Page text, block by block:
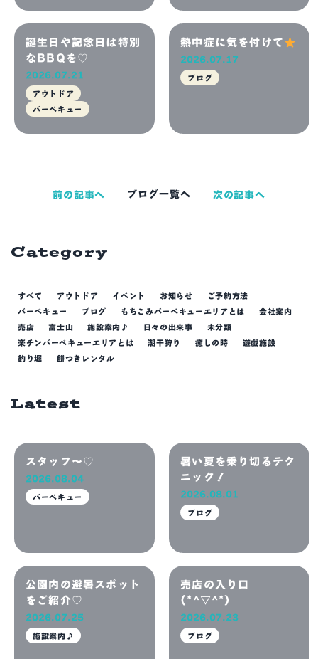
誕生日や記念日は特別
なBBQを♡
2026.07.21
アウトドア
バーベキュー
熱中症に気を付けて
2026.07.17
ブログ
2026.07.15 2026.07.11
前の記事へ ブログ一覧へ 次の記事へ
Category
すべて アウトドア イベント お知らせ
ご予約方法
バーベキュー
ブログ もちこみバーベキューエリアとは
会社案内
売店
富士山 施設案内♪ 日々の出来事
未分類
楽チンバーベキューエリアとは
潮干狩り 癒しの時
遊戯施設
釣り堀
餅つきレンタル
Latest
スタッフ～♡
2026.08.04
バーベキュー
暑い夏を乗り切るテク
ニック！
2026.08.01
ブログ
公園内の避暑スポット
をご紹介♡
2026.07.25
施設案内♪
売店の入り口
(*^▽^*)
2026.07.23
ブログ